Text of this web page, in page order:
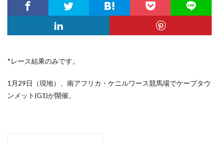
*レース結果のみです。
1月29日（現地）、南アフリカ・ケニルワース競馬場でケープタウ
ンメット(G1)が開催。